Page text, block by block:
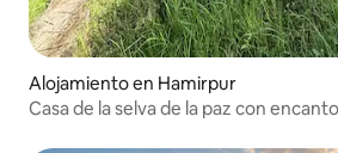
Alojamiento en Hamirpur
Casa de la selva de la paz con